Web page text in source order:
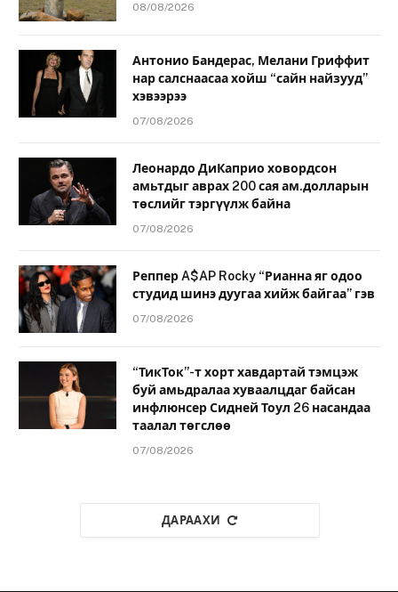
08/08/2026
Антонио Бандерас, Мелани Гриффит
нар салснаасаа хойш “сайн найзууд”
хэвээрээ
07/08/2026
Леонардо ДиКаприо ховордсон
амьтдыг аврах 200 сая ам.долларын
төслийг тэргүүлж байна
07/08/2026
Реппер A$AP Rocky “Рианна яг одоо
студид шинэ дуугаа хийж байгаа” гэв
07/08/2026
“ТикТок”-т хорт хавдартай тэмцэж
буй амьдралаа хуваалцдаг байсан
инфлюнсер Сидней Тоул 26 насандаа
таалал төгслөө
07/08/2026
ДАРААХИ